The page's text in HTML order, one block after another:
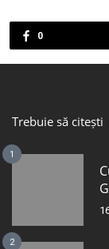
0
Trebuie să citești
1
2